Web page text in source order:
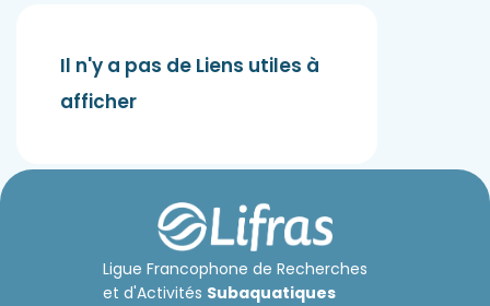
Il n'y a pas de Liens utiles à
afficher
Ligue Francophone de Recherches
et d'Activités Subaquatiques